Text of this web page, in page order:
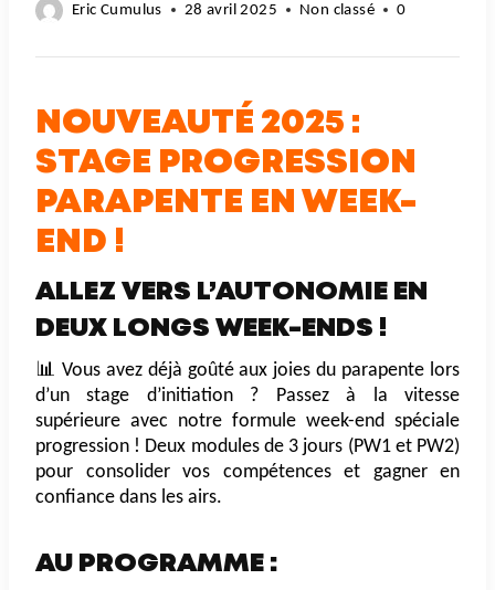
Eric Cumulus 28 avril 2025 Non classé 0
NOUVEAUTÉ 2025 :
STAGE PROGRESSION
PARAPENTE EN WEEK-
END !
ALLEZ VERS L’AUTONOMIE EN
DEUX LONGS WEEK-ENDS !
📊 Vous avez déjà goûté aux joies du parapente lors
d’un stage d’initiation ? Passez à la vitesse
supérieure avec notre formule week-end spéciale
progression ! Deux modules de 3 jours (PW1 et PW2)
pour consolider vos compétences et gagner en
confiance dans les airs.
AU PROGRAMME :